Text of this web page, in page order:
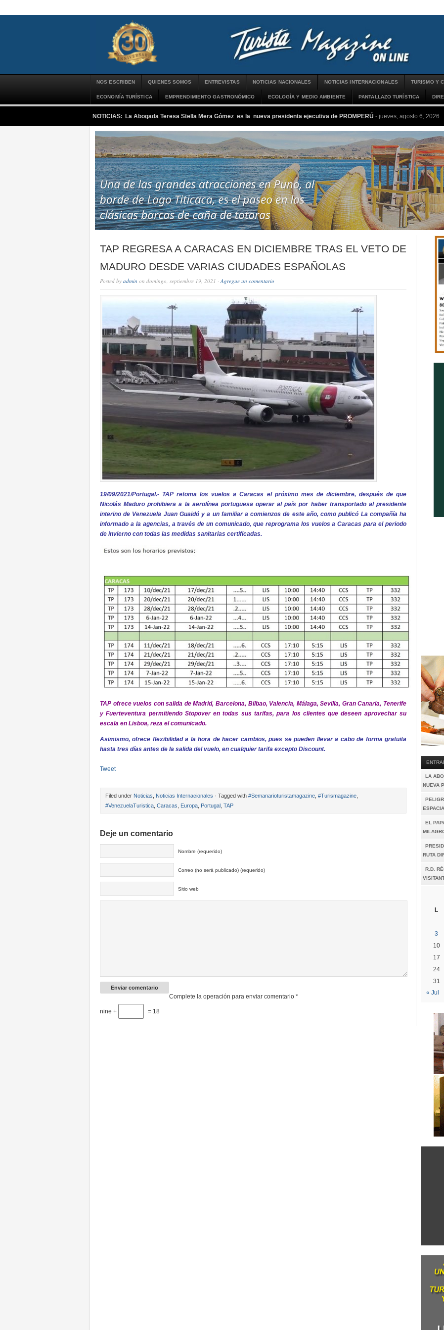
NOS ESCRIBEN QUIENES SOMOS ENTREVISTAS NOTICIAS NACIONALES NOTICIAS INTERNACIONALES TURISMO Y
ECONOMÍA TURÍSTICA EMPRENDIMIENTO GASTRONÓMICO ECOLOGÍA Y MEDIO AMBIENTE PANTALLAZO TURÍSTICA
NOTICIAS: La Abogada Teresa Stella Mera Gómez es la nueva presidenta ejecutiva de PROMPERÚ - jueves, agosto 6, 2026
TAP REGRESA A CARACAS EN DICIEMBRE TRAS EL VETO DE
MADURO DESDE VARIAS CIUDADES ESPAÑOLAS
Posted by admin on domingo, septiembre 19, 2021 ·Agregue un comentario
19/09/2021/Portugal.- TAP retoma los vuelos a Caracas el próximo mes de diciembre, después de que
Nicolás Maduro prohibiera a la aerolínea portuguesa operar al país por haber transportado al presidente
interino de Venezuela Juan Guaidó y a un familiar a comienzos de este año, como publicó La compañía ha
informado a la agencias, a través de un comunicado, que reprograma los vuelos a Caracas para el periodo
de invierno con todas las medidas sanitarias certificadas.
TAP ofrece vuelos con salida de Madrid, Barcelona, Bilbao, Valencia, Málaga, Sevilla, Gran Canaria, Tenerife
y Fuerteventura permitiendo Stopover en todas sus tarifas, para los clientes que deseen aprovechar su
escala en Lisboa, reza el comunicado.
Asimismo, ofrece flexibilidad a la hora de hacer cambios, pues se pueden llevar a cabo de forma gratuita
hasta tres días antes de la salida del vuelo, en cualquier tarifa excepto Discount.
Tweet
Filed under Noticias Noticias Internacionales · Tagged with #Semanarioturistamagazine #Turismagazine
#VenezuelaTuristica Caracas Europa Portugal TAP
Deje un comentario
Nombre (requerido)
Correo (no será publicado) (requerido)
Sitio web
Complete la operación para enviar comentario *
nine + = 18
LA
NUEVA
EL
RUTA
R.D.
L
3
10
17
24
31
« Jul